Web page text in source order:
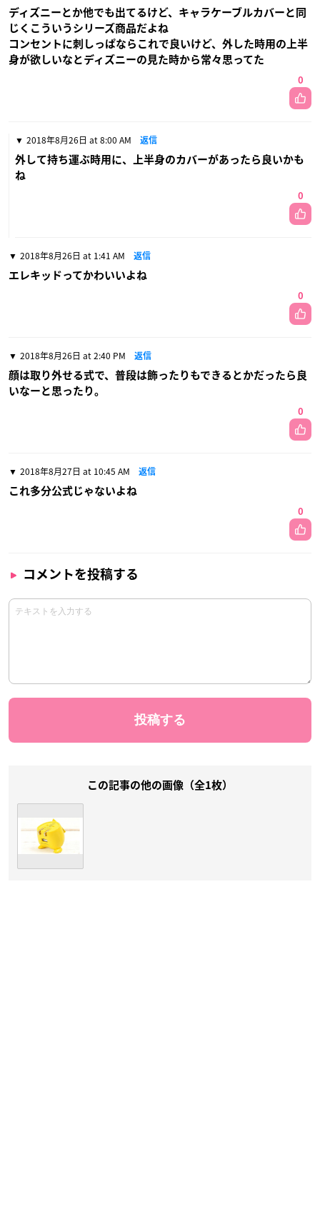
ディズニーとか他でも出てるけど、キャラケーブルカバーと同
じくこういうシリーズ商品だよね
コンセントに刺しっぱならこれで良いけど、外した時用の上半
身が欲しいなとディズニーの見た時から常々思ってた
0
2018年8月26日 at 8:00 AM 返信
外して持ち運ぶ時用に、上半身のカバーがあったら良いかも
ね
0
2018年8月26日 at 1:41 AM 返信
エレキッドってかわいいよね
0
2018年8月26日 at 2:40 PM 返信
顔は取り外せる式で、普段は飾ったりもできるとかだったら良
いなーと思ったり。
0
2018年8月27日 at 10:45 AM 返信
これ多分公式じゃないよね
0
コメントを投稿する
この記事の他の画像（全1枚）